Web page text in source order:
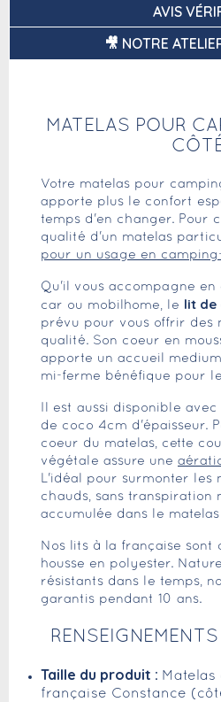
AVIS
🎥 NOTRE
MATELAS POUR
Votre matelas pour
apporte plus le confort
temps d'en changer. Pour
qualité d'un matelas
pour un usage en
Qu'il vous accompagne en
car ou mobilhome, le lit de
prévu pour vous offrir des
qualité. Son coeur en
apporte un accueil
mi-ferme bénéfique pour
Il est aussi disponible
de coco 4cm d'épaisseur.
coeur du matelas, cette
végétale assure une
L'idéal pour surmonter les
chauds, sans transpiration
accumulée dans le matelas
Nos lits à la française sont
housse en polyester.
résistants dans le temps,
garantis pendant 10 ans.
Taille du produit :
française Constance